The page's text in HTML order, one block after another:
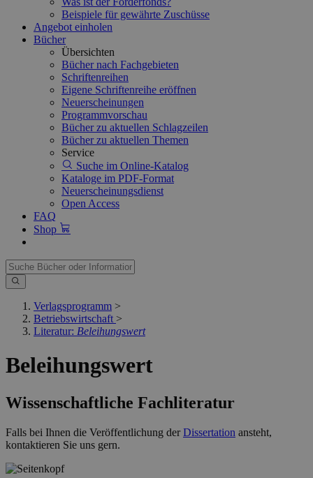
Beispiele für gewährte Zuschüsse
Angebot einholen
Bücher
Übersichten
Bücher nach Fachgebieten
Schriftenreihen
Eigene Schriftenreihe eröffnen
Neuerscheinungen
Programmvorschau
Bücher zu aktuellen Schlagzeilen
Bücher zu aktuellen Themen
Service
Suche im Online-Katalog
Kataloge im PDF-Format
Neuerscheinungsdienst
Open Access
FAQ
Shop
Verlagsprogramm >
Betriebswirtschaft >
Literatur: Beleihungswert
Beleihungswert
Wissenschaftliche Fachliteratur
Falls bei Ihnen die Veröffentlichung derDissertation ansteht,
kontaktieren Sie uns gern.